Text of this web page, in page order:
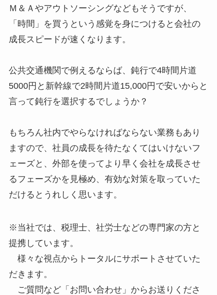
Ｍ＆Ａやアウトソーシングなどもそうですが、
「時間」を買うという感覚を身につけると会社の
成長スピードが速くなります。
公共交通機関で例えるならば、鈍行で4時間片道
5000円と新幹線で2時間片道15,000円で安いからと
言って鈍行を選択するでしょうか？
もちろん社内でやらなければならない業務もあり
ますので、社員の成長を待たなくてはいけないフ
ェーズと、外部を使ってより早く会社を成長させ
るフェーズかを見極め、有効な対策を取っていた
だけるとうれしく思います。
※当社では、税理士、社労士などの専門家の方と
提携しています。
様々な視点からトータルにサポートさせていた
だきます。
ご質問など「お問い合わせ」からお送りくださ